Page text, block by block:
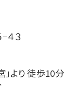
４３
」より 徒歩10分